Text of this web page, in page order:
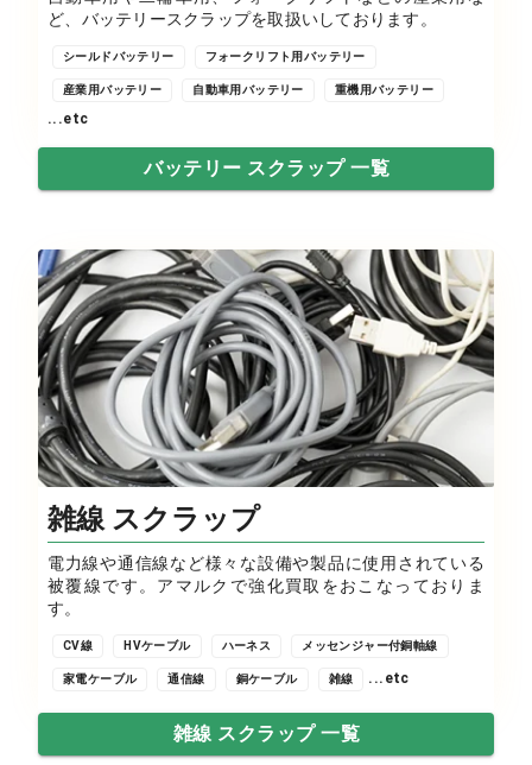
ど、バッテリースクラップを取扱いしております。
シールドバッテリー フォークリフト用バッテリー
産業用バッテリー 自動車用バッテリー 重機用バッテリー
...etc
バッテリー スクラップ 一覧
雑線 スクラップ
電力線や通信線など様々な設備や製品に使用されている
被覆線です。アマルクで強化買取をおこなっておりま
す。
CV線 HVケーブル ハーネス メッセンジャー付銅軸線
家電ケーブル 通信線 銅ケーブル 雑線 ...etc
雑線 スクラップ 一覧